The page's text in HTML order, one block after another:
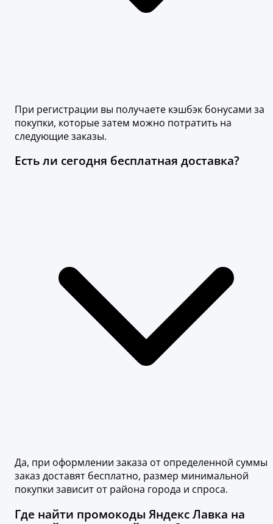
При регистрации вы получаете кэшбэк бонусами за
покупки, которые затем можно потратить на
следующие заказы.
Есть ли сегодня бесплатная доставка?
Да, при оформлении заказа от определенной суммы
заказ доставят бесплатно, размер минимальной
покупки зависит от района города и спроса.
Где найти промокоды Яндекс Лавка на